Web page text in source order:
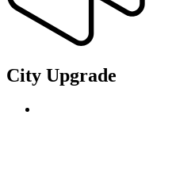
City Upgrade